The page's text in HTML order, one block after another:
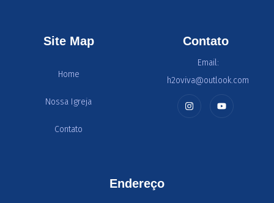
Site Map
Home
Nossa Igreja
Contato
Contato
Email:
h2oviva@outlook.com
Endereço